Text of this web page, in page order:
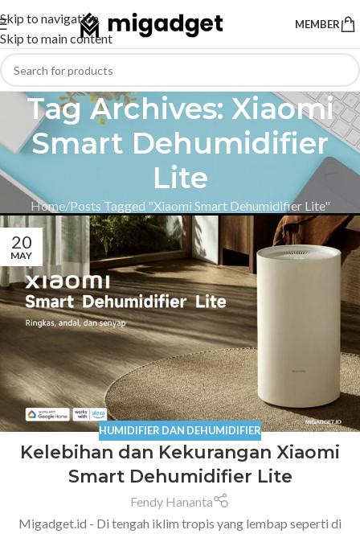
Skip to navigation
Skip to main content
MEMBER
Tag Archives: Xiaomi
Smart Dehumidifier
Lite
Home Posts Tagged "Xiaomi Smart Dehumidifier Lite"
20
MAY
HUMIDIFIER DAN DEHUMIDIFIER
Kelebihan dan Kekurangan Xiaomi
Smart Dehumidifier Lite
Fendy Hananta
Migadget.id - Di tengah iklim tropis yang lembap seperti di